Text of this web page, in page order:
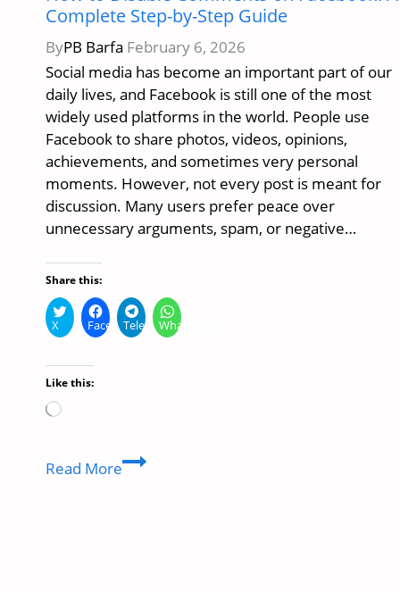
Complete Step-by-Step Guide
ByPB Barfa February 6, 2026
Social media has become an important part of our
daily lives, and Facebook is still one of the most
widely used platforms in the world. People use
Facebook to share photos, videos, opinions,
achievements, and sometimes very personal
moments. However, not every post is meant for
discussion. Many users prefer peace over
unnecessary arguments, spam, or negative…
Share this:
X FacebookTelegramWhatsApp
Like this:
Loading…
Read MoreHow